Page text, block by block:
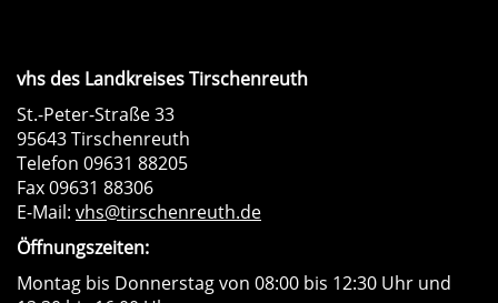
vhs des Landkreises Tirschenreuth
St.-Peter-Straße 33
95643 Tirschenreuth
Telefon 09631 88205
Fax 09631 88306
E-Mail: vhs@tirschenreuth.de
Öffnungszeiten:
Montag bis Donnerstag von 08:00 bis 12:30 Uhr und